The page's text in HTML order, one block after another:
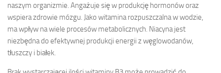
naszym organizmie. Angażuje się w produkcję hormonów oraz
wspiera zdrowie mózgu. Jako witamina rozpuszczalna w wodzie,
ma wpływ na wiele procesów metabolicznych. Niacyna jest
niezbędna do efektywnej produkcji energii z węglowodanów,
tłuszczy i białek.